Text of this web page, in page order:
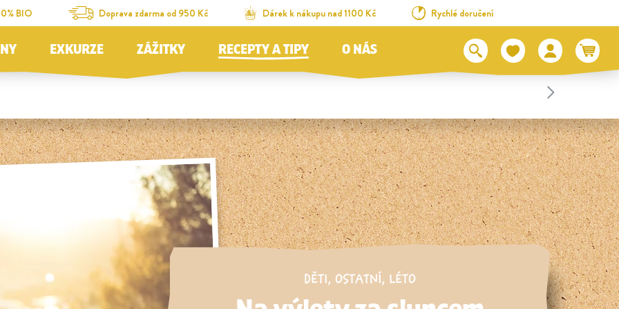
BIO Doprava zdarma od 950 Kč Dárek k nákupu nad 1100 Kč Rychlé doručení
EXKURZE ZÁŽITKY RECEPTY A TIPY O NÁS
DĚTI, OSTATNÍ, LÉTO